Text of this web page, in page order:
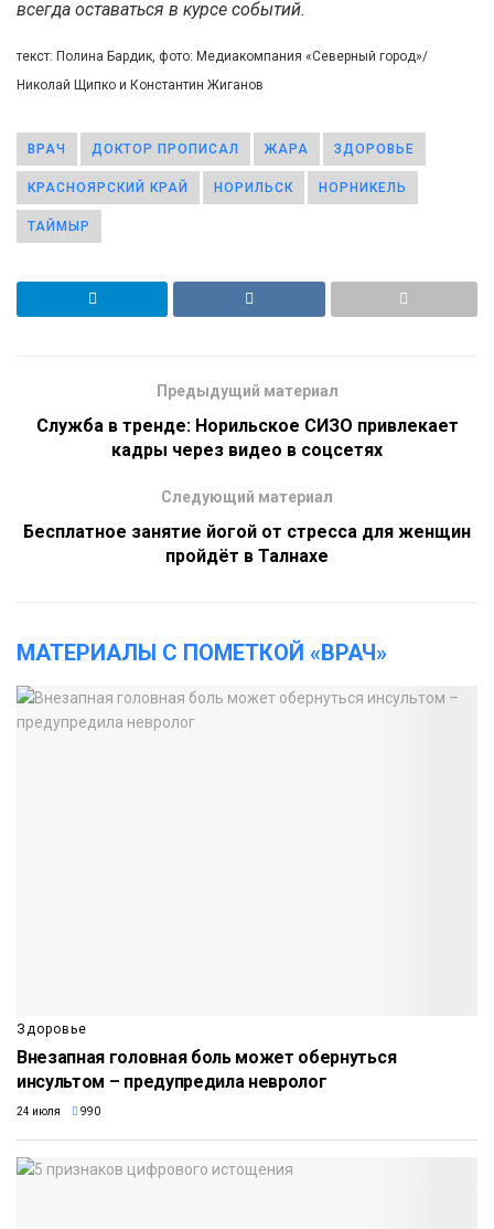
всегда оставаться в курсе событий.
текст: Полина Бардик, фото: Медиакомпания «Северный город»/
Николай Щипко и Константин Жиганов
ВРАЧ ДОКТОР ПРОПИСАЛ ЖАРА ЗДОРОВЬЕ
КРАСНОЯРСКИЙ КРАЙ НОРИЛЬСК НОРНИКЕЛЬ
ТАЙМЫР
Предыдущий материал
Служба в тренде: Норильское СИЗО привлекает
кадры через видео в соцсетях
Следующий материал
Бесплатное занятие йогой от стресса для женщин
пройдёт в Талнахе
МАТЕРИАЛЫ С ПОМЕТКОЙ «ВРАЧ»
Здоровье
Внезапная головная боль может обернуться
инсультом – предупредила невролог
24 июля 990